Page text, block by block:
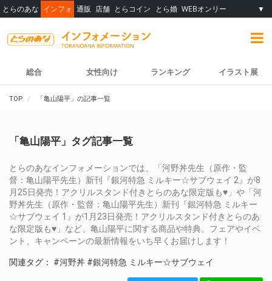
とらのあな インフォ 通販 店舗 とらコイン とら婚 WEBオンリー ▼
総合 女性向け ランキング イラスト展
TOP 「亀山陽平」の記事一覧
「亀山陽平」タグ記事一覧
とらのあなインフォメーションでは、「河野丼先生（原作・監
督：亀山陽平先生）新刊『銀河特急 ミルキー☆サブウェイ 2』が8
月25日発売！アクリルスタンド付きとらのあな限定版も♥」や「河
野丼先生（原作・監督：亀山陽平先生）新刊『銀河特急 ミルキー
☆サブウェイ 1』が1月23日発売！アクリルスタンド付きとらのあ
な限定版も♥」など、亀山陽平に関する商品や特典、フェアやイベ
ント、キャンペーンの最新情報をいち早くお届けします！
関連タグ： #河野丼 #銀河特急 ミルキー☆サブウェイ